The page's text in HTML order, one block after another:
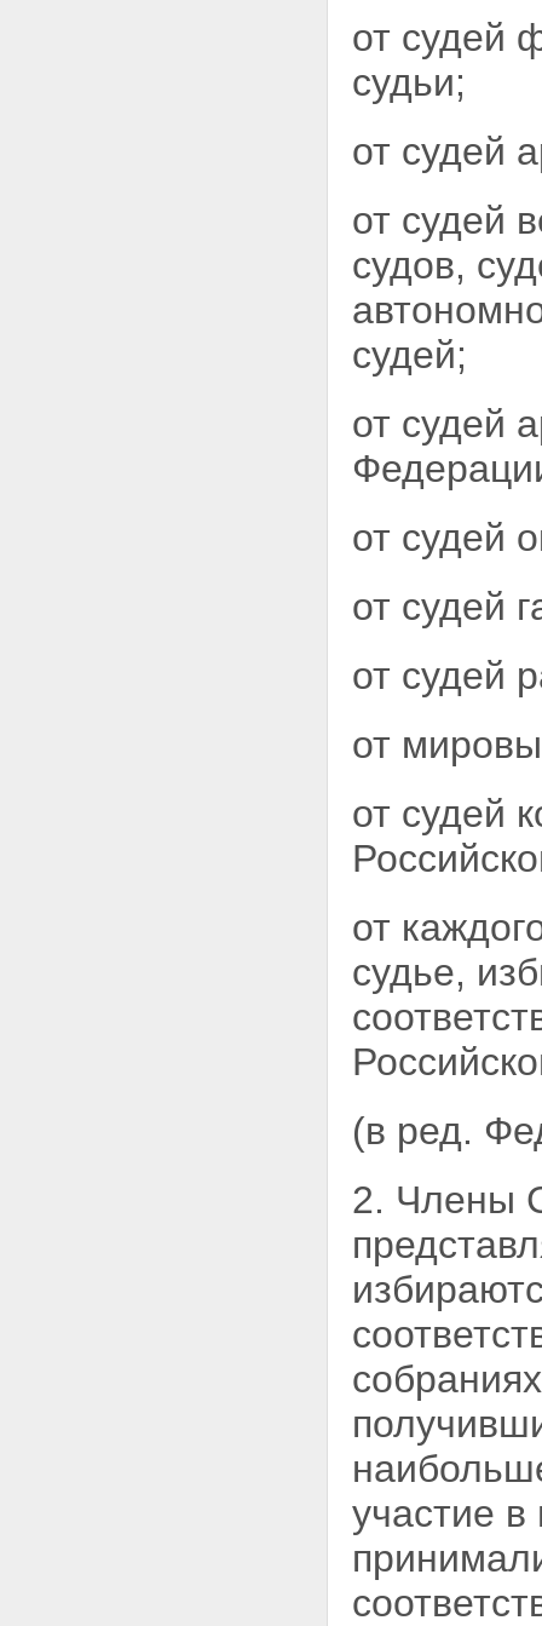
от судей
судьи;
от судей
от судей
судов,
судей;
от судей
от судей
от судей
от судей
от
от судей
от
судье,
(в ред.
2. Члены
участие